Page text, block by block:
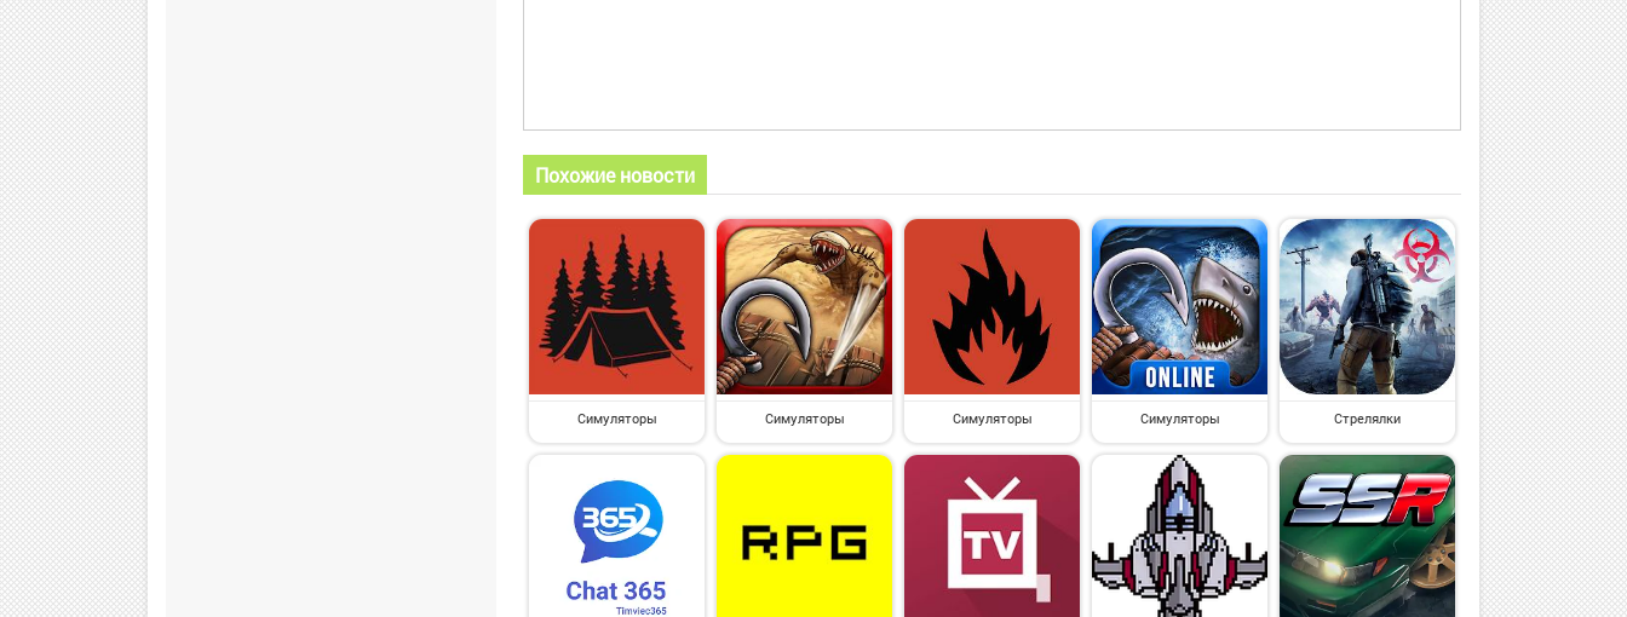
Похожие новости
Симуляторы Симуляторы Симуляторы Симуляторы Стрелялки